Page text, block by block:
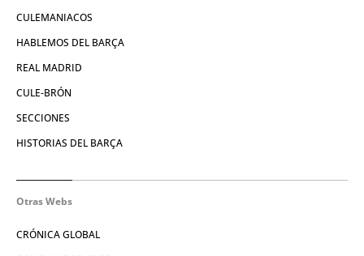
CULEMANIACOS
HABLEMOS DEL BARÇA
REAL MADRID
CULE-BRÓN
SECCIONES
HISTORIAS DEL BARÇA
Otras Webs
CRÓNICA GLOBAL